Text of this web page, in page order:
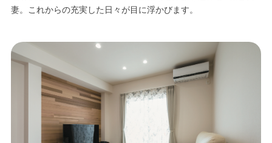
妻。これからの充実した日々が目に浮かびます。